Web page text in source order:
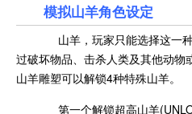
模拟山羊角色设定
山羊，玩家只能选择这一
过破坏物品、击杀人类及其他动物
山羊雕塑可以解锁4种特殊山羊。
第一个解锁超高山羊